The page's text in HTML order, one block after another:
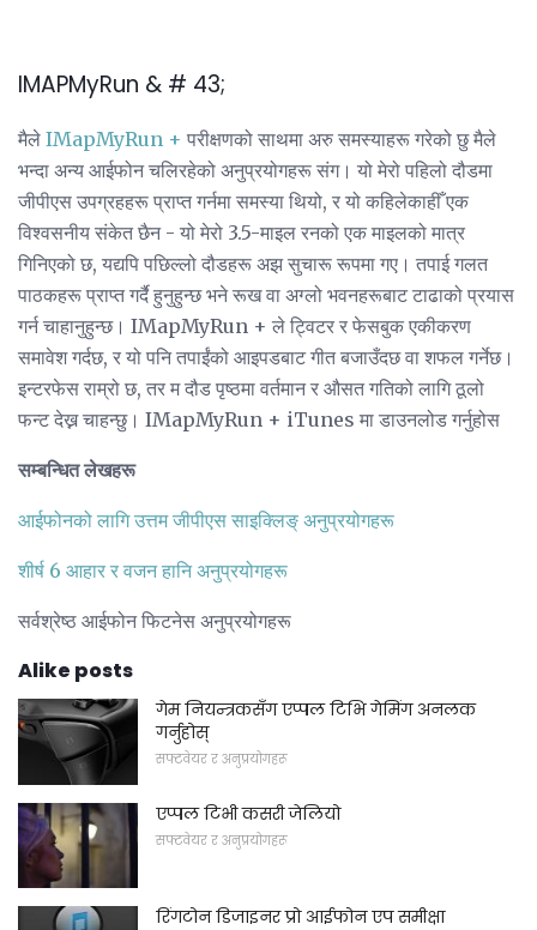
IMAPMyRun & # 43;
मैले IMapMyRun + परीक्षणको साथमा अरु समस्याहरू गरेको छु मैले
भन्दा अन्य आईफोन चलिरहेको अनुप्रयोगहरू संग। यो मेरो पहिलो दौडमा
जीपीएस उपग्रहहरू प्राप्त गर्नमा समस्या थियो, र यो कहिलेकाहीँ एक
विश्वसनीय संकेत छैन - यो मेरो 3.5-माइल रनको एक माइलको मात्र
गिनिएको छ, यद्यपि पछिल्लो दौडहरू अझ सुचारू रूपमा गए। तपाई गलत
पाठकहरू प्राप्त गर्दै हुनुहुन्छ भने रूख वा अग्लो भवनहरूबाट टाढाको प्रयास
गर्न चाहानुहुन्छ। IMapMyRun + ले ट्विटर र फेसबुक एकीकरण
समावेश गर्दछ, र यो पनि तपाईंको आइपडबाट गीत बजाउँदछ वा शफल गर्नेछ।
इन्टरफेस राम्रो छ, तर म दौड पृष्ठमा वर्तमान र औसत गतिको लागि ठूलो
फन्ट देख्न चाहन्छु। IMapMyRun + iTunes मा डाउनलोड गर्नुहोस
सम्बन्धित लेखहरू
आईफोनको लागि उत्तम जीपीएस साइक्लिङ् अनुप्रयोगहरू
शीर्ष 6 आहार र वजन हानि अनुप्रयोगहरू
सर्वश्रेष्ठ आईफोन फिटनेस अनुप्रयोगहरू
Alike posts
गेम नियन्त्रकसँग एप्पल टिभि गेमिंग अनलक
गर्नुहोस्
सफ्टवेयर र अनुप्रयोगहरू
एप्पल टिभी कसरी जेलियो
सफ्टवेयर र अनुप्रयोगहरू
रिंगटोन डिजाइनर प्रो आईफोन एप समीक्षा